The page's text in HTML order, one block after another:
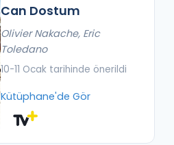
Can Dostum
Olivier Nakache, Eric
Toledano
10-11 Ocak tarihinde önerildi
Kütüphane'de Gör